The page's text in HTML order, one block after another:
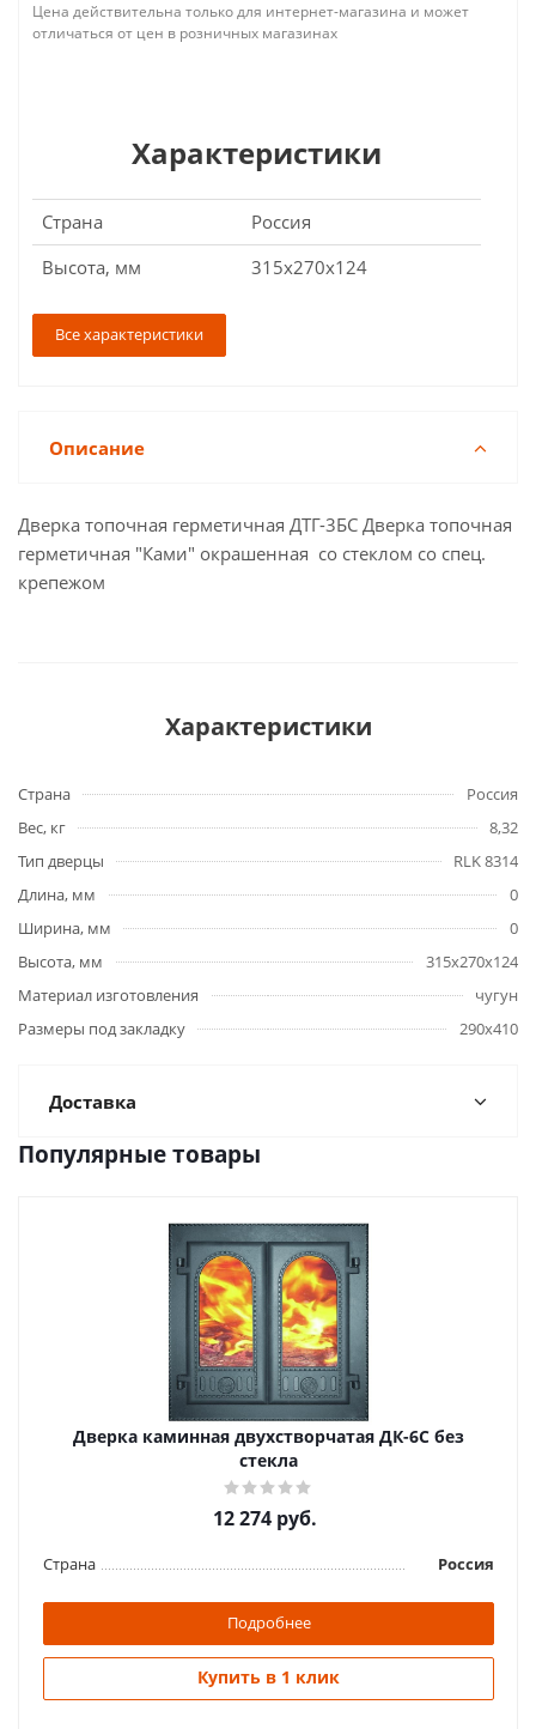
Цена действительна только для интернет-магазина и может
отличаться от цен в розничных магазинах
Характеристики
Страна
Россия
Высота, мм
315х270х124
Все характеристики
Описание
Дверка топочная герметичная ДТГ-3БС Дверка топочная
герметичная "Ками" окрашенная со стеклом со спец.
крепежом
Характеристики
Страна
Россия
Вес, кг
8,32
Тип дверцы
RLK 8314
Длина, мм
0
Ширина, мм
0
Высота, мм
315х270х124
Материал изготовления
чугун
Размеры под закладку
290х410
Доставка
Популярные товары
Дверка каминная двухстворчатая ДК-6С без
стекла
12 274руб.
Страна Россия
Подробнее
Купить в 1 клик